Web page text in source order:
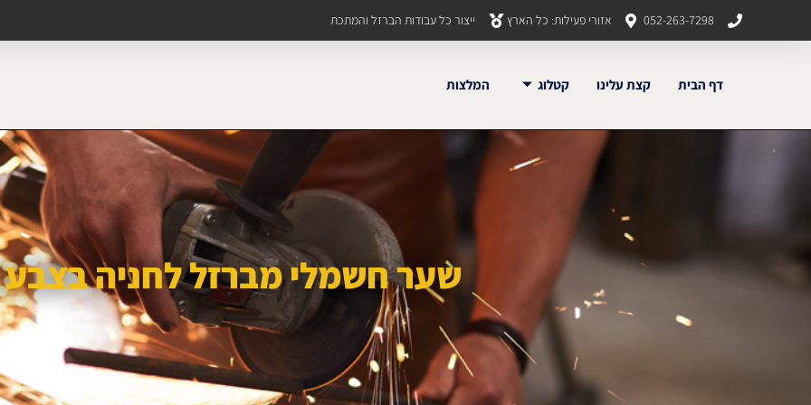
052-263-7298 אזורי פעילות: כל הארץ ייצור כל עבודות הברזל והמתכת
דף הבית קצת עלינו קטלוג המלצות
שער חשמלי מברזל לחניה